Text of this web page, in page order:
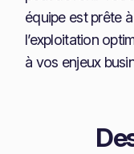
équipe est prête
l’exploitation
à vos enjeux